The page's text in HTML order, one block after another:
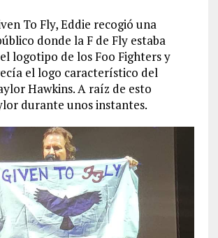
To Fly, Eddie recogió una
donde la F de Fly estaba
logotipo de los Foo Fighters y
el logo característico del
Hawkins. A raíz de esto
durante unos instantes.